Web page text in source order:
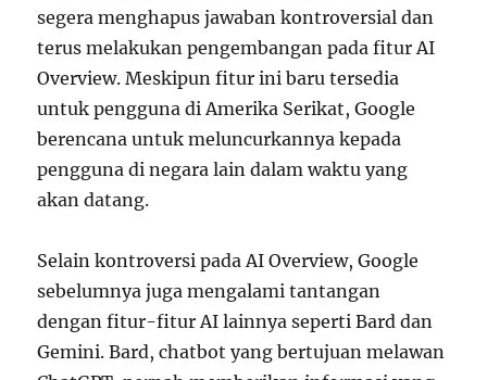
segera menghapus jawaban kontroversial dan
terus melakukan pengembangan pada fitur AI
Overview. Meskipun fitur ini baru tersedia
untuk pengguna di Amerika Serikat, Google
berencana untuk meluncurkannya kepada
pengguna di negara lain dalam waktu yang
akan datang.
Selain kontroversi pada AI Overview, Google
sebelumnya juga mengalami tantangan
dengan fitur-fitur AI lainnya seperti Bard dan
Gemini. Bard, chatbot yang bertujuan melawan